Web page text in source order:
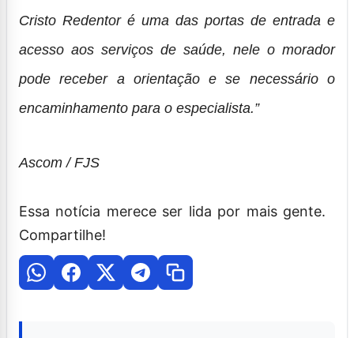
Cristo Redentor é uma das portas de entrada e
acesso aos serviços de saúde, nele o morador
pode receber a orientação e se necessário o
encaminhamento para o especialista.”
Ascom / FJS
Essa notícia merece ser lida por mais gente.
Compartilhe!